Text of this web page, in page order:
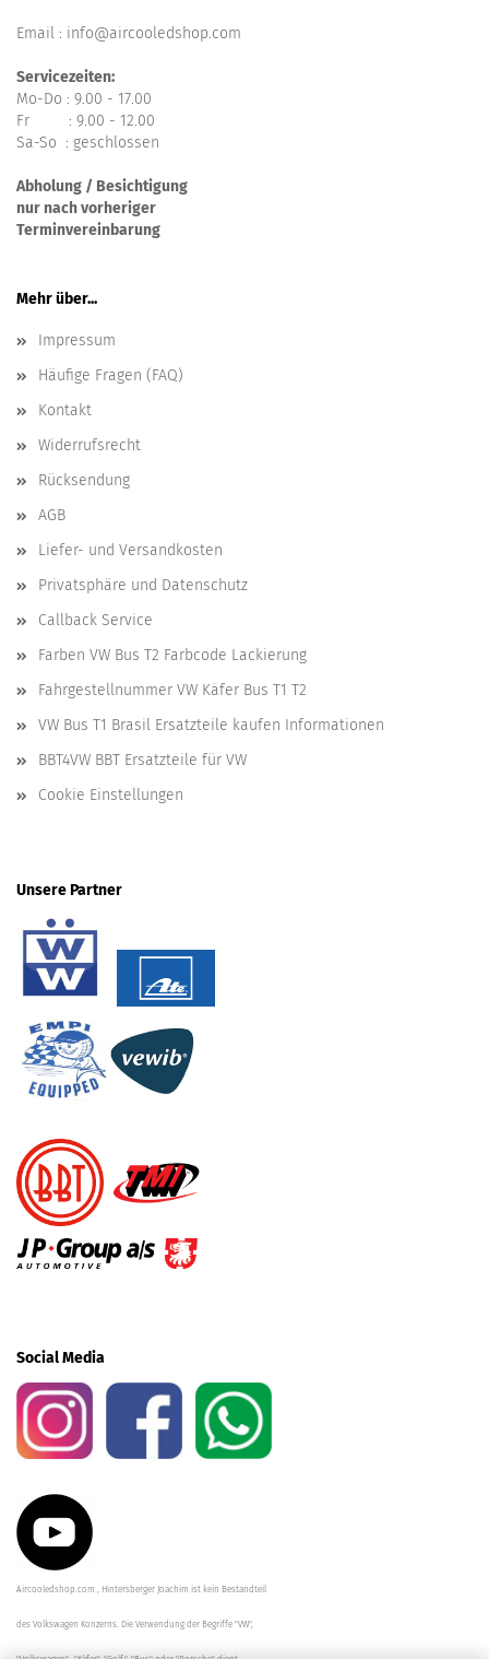
Email : info@aircooledshop.com
Servicezeiten:
Mo-Do : 9.00 - 17.00
Fr : 9.00 - 12.00
Sa-So : geschlossen
Abholung / Besichtigung
nur nach vorheriger
Terminvereinbarung
Mehr über...
Impressum
Häufige Fragen (FAQ)
Kontakt
Widerrufsrecht
Rücksendung
AGB
Liefer- und Versandkosten
Privatsphäre und Datenschutz
Callback Service
Farben VW Bus T2 Farbcode Lackierung
Fahrgestellnummer VW Käfer Bus T1 T2
VW Bus T1 Brasil Ersatzteile kaufen Informationen
BBT4VW BBT Ersatzteile für VW
Cookie Einstellungen
Unsere Partner
Social Media
Aircooledshop.com , Hintersberger Joachim ist kein Bestandteil
des Volkswagen Konzerns. Die Verwendung der Begriffe "VW",